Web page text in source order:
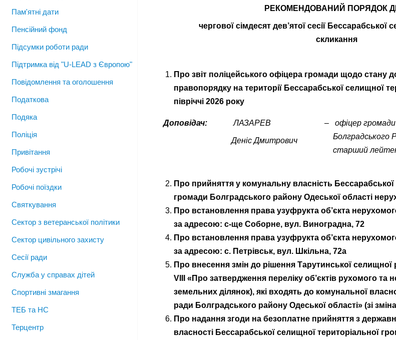
РЕКОМЕНДОВАНИЙ ПОРЯДОК
чергової сімдесят дев’ятої сесії
скликання
Про звіт поліцейського офіцера громади щодо стану
правопорядку на території Бессарабської селищної
півріччі 2026 року
Доповідач: ЛАЗАРЕВ
Деніс Дмитрович
–
офіцер громади
Болградського
старший
Про прийняття у комунальну власність
громади Болградського району Одеської області
Про встановлення права узуфрукта об’єкта
за адресою: с-ще Соборне, вул. Виноградна, 72
Про встановлення права узуфрукта об’єкта
за адресою: с. Петрівськ, вул. Шкільна, 72а
Про внесення змін до рішення Тарутинської селищної
VIII «Про затвердження переліку об’єктів рухомого та
земельних ділянок), які входять до комунальної
ради Болградського району Одеської області» (зі
Про надання згоди на безоплатне прийняття з
власності Бессарабської селищної територіальної
Пам'ятні дати
Пенсійний фонд
Підсумки роботи ради
Підтримка від "U-LEAD з Європою"
Повідомлення та оголошення
Податкова
Подяка
Поліція
Привітання
Робочі зустрічі
Робочі поїздки
Святкування
Сектор з ветеранської політики
Сектор цивільного захисту
Сесії ради
Служба у справах дітей
Спортивні змагання
ТЕБ та НС
Терцентр